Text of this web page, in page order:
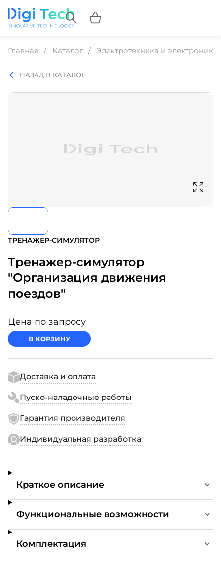
Главная Каталог Электротехника и электроника
НАЗАД В КАТАЛОГ
ТРЕНАЖЕР-СИМУЛЯТОР
Тренажер-симулятор
"Организация движения
поездов"
Цена по запросу
В КОРЗИНУ
Доставка и оплата
Пуско-наладочные работы
Гарантия производителя
Индивидуальная разработка
Краткое описание
Функциональные возможности
Комплектация